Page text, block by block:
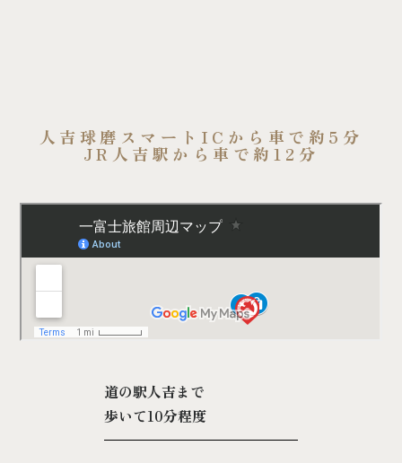
人吉球磨スマートICから車で約5分
JR人吉駅から車で約12分
道の駅人吉まで
歩いて10分程度